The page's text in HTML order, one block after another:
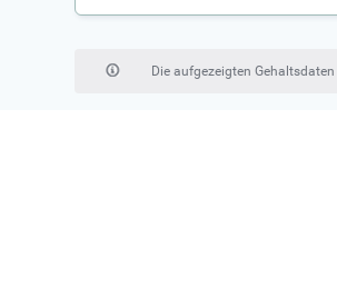
Die aufgezeigten